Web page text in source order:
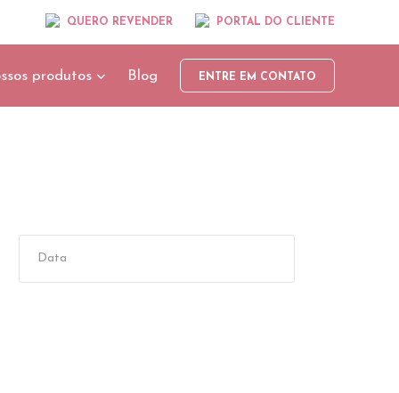
QUERO REVENDER PORTAL DO CLIENTE
produtos Blog ENTRE EM CONTATO